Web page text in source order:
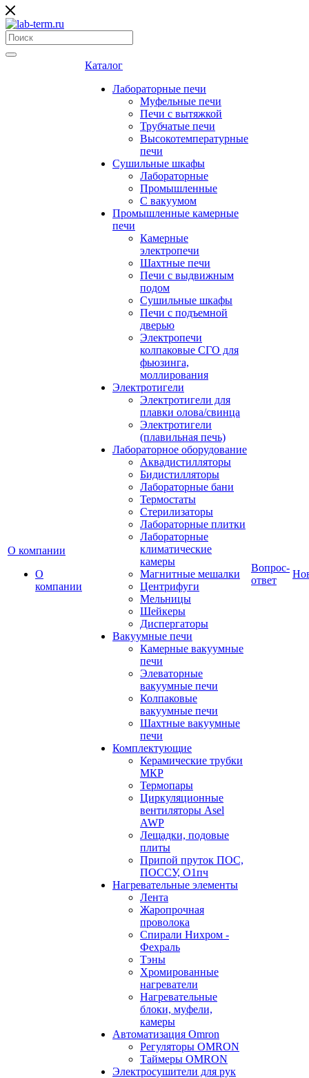
О компании
О
компании
Каталог
Лабораторные печи
Муфельные печи
Печи с вытяжкой
Трубчатые печи
Высокотемпературные
печи
Сушильные шкафы
Лабораторные
Промышленные
С вакуумом
Промышленные камерные
печи
Камерные
электропечи
Шахтные печи
Печи с выдвижным
подом
Сушильные шкафы
Печи с подъемной
дверью
Электропечи
колпаковые СГО для
фьюзинга,
моллирования
Электротигели
Электротигели для
плавки олова/свинца
Электротигели
(плавильная печь)
Лабораторное оборудование
Аквадистилляторы
Бидистилляторы
Лабораторные бани
Термостаты
Стерилизаторы
Лабораторные плитки
Лабораторные
климатические
камеры
Магнитные мешалки
Центрифуги
Мельницы
Шейкеры
Диспергаторы
Вакуумные печи
Камерные вакуумные
печи
Элеваторные
вакуумные печи
Колпаковые
вакуумные печи
Шахтные вакуумные
печи
Комплектующие
Керамические трубки
МКР
Термопары
Циркуляционные
вентиляторы Asel
AWP
Лещадки, подовые
плиты
Припой пруток ПОС,
ПОССУ, О1пч
Нагревательные элементы
Лента
Жаропрочная
проволока
Спирали Нихром -
Фехраль
Тэны
Хромированные
нагреватели
Нагревательные
блоки, муфели,
камеры
Автоматизация Omron
Регуляторы OMRON
Таймеры OMRON
Электросушители для рук
Вопрос-
ответ